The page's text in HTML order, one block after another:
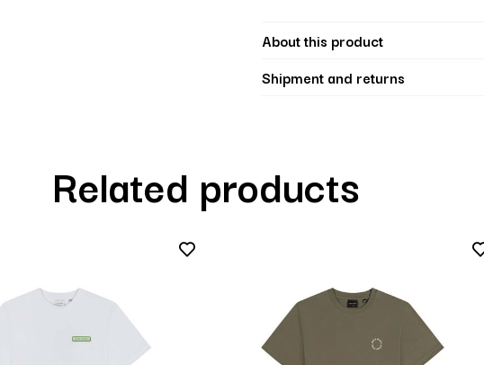
About this product
Shipment and returns
Related products